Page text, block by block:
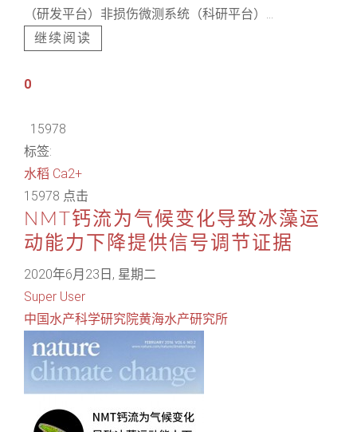
（研发平台）非损伤微测系统（科研平台）...
继续阅读
0
15978
标签:
水稻 Ca2+
15978 点击
NMT钙流为气候变化导致冰藻运
动能力下降提供信号调节证据
2020年6月23日, 星期二
Super User
中国水产科学研究院黄海水产研究所